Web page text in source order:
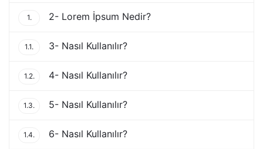
1. 2- Lorem İpsum Nedir?
1.1. 3- Nasıl Kullanılır?
1.2. 4- Nasıl Kullanılır?
1.3. 5- Nasıl Kullanılır?
1.4. 6- Nasıl Kullanılır?